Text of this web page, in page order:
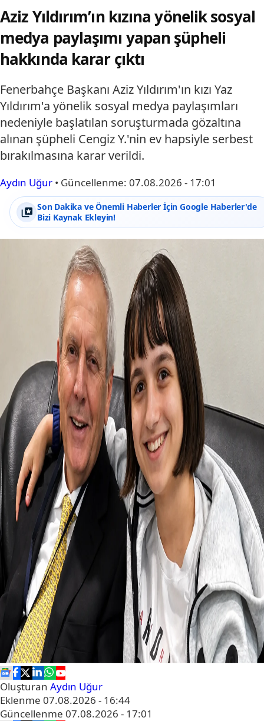
Aziz Yıldırım’ın kızına yönelik sosyal
medya paylaşımı yapan şüpheli
hakkında karar çıktı
Fenerbahçe Başkanı Aziz Yıldırım'ın kızı Yaz
Yıldırım'a yönelik sosyal medya paylaşımları
nedeniyle başlatılan soruşturmada gözaltına
alınan şüpheli Cengiz Y.'nin ev hapsiyle serbest
bırakılmasına karar verildi.
Aydın Uğur • Güncellenme: 07.08.2026 - 17:01
Son Dakika ve Önemli Haberler İçin Google Haberler'de
Bizi Kaynak Ekleyin!
Oluşturan Aydın Uğur
Eklenme 07.08.2026 - 16:44
Güncellenme 07.08.2026 - 17:01